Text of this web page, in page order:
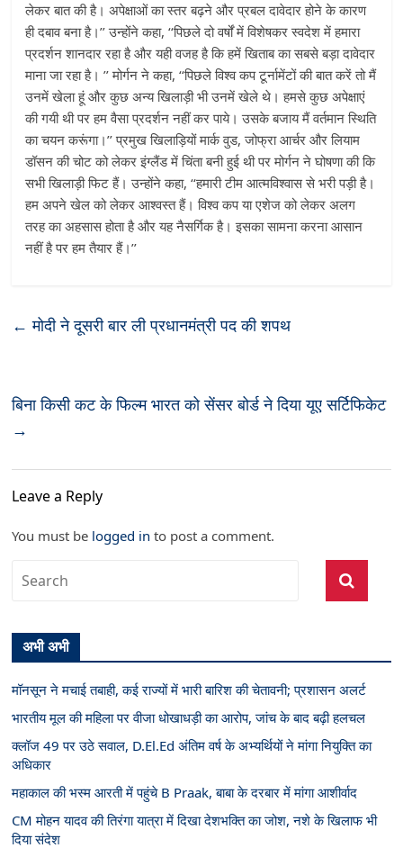
लेकर बात की है। अपेक्षाओं का स्तर बढ़ने और प्रबल दावेदार होने के कारण
ही दबाव बना है।’’ उन्होंने कहा, ‘‘पिछले दो वर्षों में विशेषकर स्वदेश में हमारा
प्रदर्शन शानदार रहा है और यही वजह है कि हमें खिताब का सबसे बड़ा दावेदार
माना जा रहा है। ’’ मोर्गन ने कहा, ‘‘पिछले विश्व कप टूर्नामेंटों की बात करें तो मैं
उनमें खेला हूं और कुछ अन्य खिलाड़ी भी उनमें खेले थे। हमसे कुछ अपेक्षाएं
की गयी थी पर हम वैसा प्रदर्शन नहीं कर पाये। उसके बजाय मैं वर्तमान स्थिति
का चयन करूंगा।’’ प्रमुख खिलाड़ियों मार्क वुड, जोफ्रा आर्चर और लियाम
डॉसन की चोट को लेकर इंग्लैंड में चिंता बनी हुई थी पर मोर्गन ने घोषणा की कि
सभी खिलाड़ी फिट हैं। उन्होंने कहा, ‘‘हमारी टीम आत्मविश्वास से भरी पड़ी है।
हम अपने खेल को लेकर आश्वस्त हैं। विश्व कप या एशेज को लेकर अलग
तरह का अहसास होता है और यह नैसर्गिक है। इसका सामना करना आसान
नहीं है पर हम तैयार हैं।’’
← मोदी ने दूसरी बार ली प्रधानमंत्री पद की शपथ
बिना किसी कट के फिल्म भारत को सेंसर बोर्ड ने दिया यूए सर्टिफिकेट
→
Leave a Reply
You must be logged in to post a comment.
अभी अभी
मॉनसून ने मचाई तबाही, कई राज्यों में भारी बारिश की चेतावनी; प्रशासन अलर्ट
भारतीय मूल की महिला पर वीजा धोखाधड़ी का आरोप, जांच के बाद बढ़ी हलचल
क्लॉज 49 पर उठे सवाल, D.El.Ed अंतिम वर्ष के अभ्यर्थियों ने मांगा नियुक्ति का
अधिकार
महाकाल की भस्म आरती में पहुंचे B Praak, बाबा के दरबार में मांगा आशीर्वाद
CM मोहन यादव की तिरंगा यात्रा में दिखा देशभक्ति का जोश, नशे के खिलाफ भी
दिया संदेश